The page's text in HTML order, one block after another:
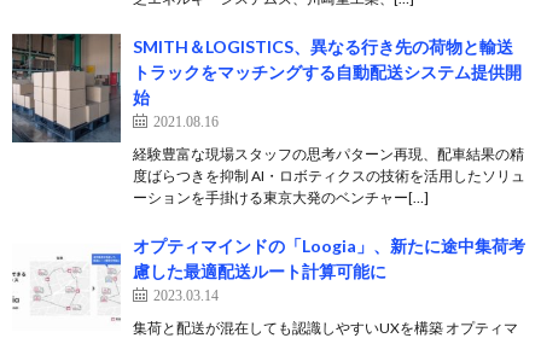
SMITH＆LOGISTICS、異なる行き先の荷物と輸送
トラックをマッチングする自動配送システム提供開
始
2021.08.16
経験豊富な現場スタッフの思考パターン再現、配車結果の精
度ばらつきを抑制 AI・ロボティクスの技術を活用したソリュ
ーションを手掛ける東京大発のベンチャー[…]
オプティマインドの「Loogia」、新たに途中集荷考
慮した最適配送ルート計算可能に
2023.03.14
集荷と配送が混在しても認識しやすいUXを構築 オプティマ